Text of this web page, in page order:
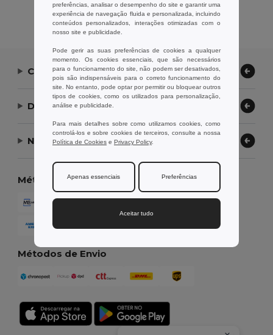
Exibindo Todos Os Produtos.
Contate-nos
Deixe-nos ajudar
Nossa Empresa
Métodos de Pagamento
Métodos de Envio
preferências, analisar o desempenho do site e garantir uma
experiência de navegação fluida e personalizada, incluindo
conteúdos personalizados, interações otimizadas com o
nosso site e publicidade.
Pode gerir as suas preferências de cookies a qualquer
momento. Os cookies essenciais, que são necessários
para o funcionamento do site, não podem ser desativados,
pois são indispensáveis para o correto funcionamento do
site. No entanto, pode optar por permitir ou bloquear outros
tipos de cookies, como os utilizados para personalização,
análise e publicidade.
Para mais detalhes sobre como utilizamos cookies, como
controlá-los e sobre cookies de terceiros, consulte a nossa
Política de Cookies e Privacy Policy.
Apenas essenciais Preferências
Aceitar tudo